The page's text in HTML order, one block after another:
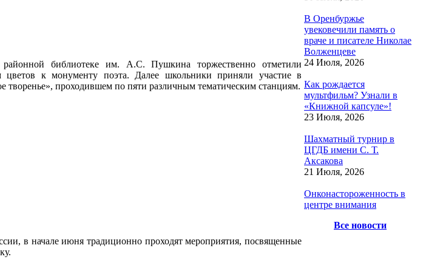
библиотеке им. А.С. Пушкина торжественно отметили
к монументу поэта. Далее школьники приняли участие в
проходившем по пяти различным тематическим станциям.
в начале июня традиционно проходят мероприятия, посвященные
В Оренбуржье
увековечили память о
враче и писателе Николае
Волженцеве
24 Июля, 2026
Как рождается
мультфильм? Узнали в
«Книжной капсуле»!
23 Июля, 2026
Шахматный турнир в
ЦГДБ имени С. Т.
Аксакова
21 Июля, 2026
Онконастороженность в
центре внимания
Все новости